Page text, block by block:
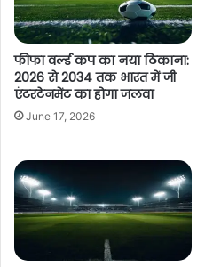
फीफा वर्ल्ड कप का नया ठिकाना:
2026 से 2034 तक भारत में जी
एंटरटेनमेंट का होगा जलवा
June 17, 2026